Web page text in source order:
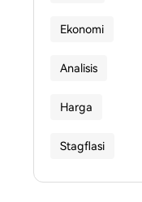
Ekonomi
Analisis
Harga
Stagflasi